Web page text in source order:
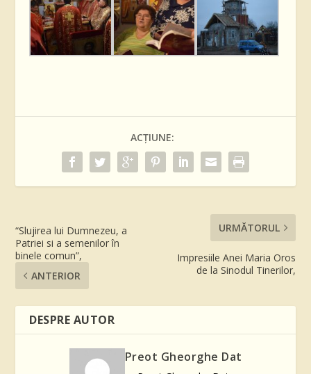
ACȚIUNE:
“Slujirea lui Dumnezeu, a
Patriei si a semenilor în
binele comun”,
ANTERIOR
URMĂTORUL
Impresiile Anei Maria Oros
de la Sinodul Tinerilor,
DESPRE AUTOR
Preot Gheorghe Dat